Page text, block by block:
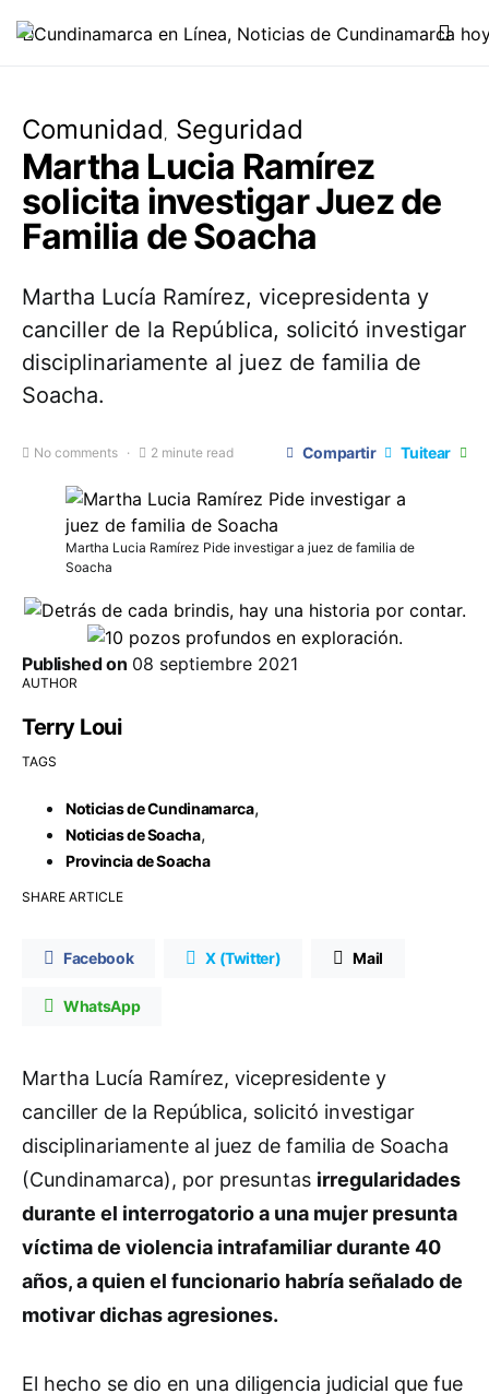
Comunidad Seguridad
Martha Lucia Ramírez
solicita investigar Juez de
Familia de Soacha
Martha Lucía Ramírez, vicepresidenta y
canciller de la República, solicitó investigar
disciplinariamente al juez de familia de
Soacha.
No comments 2 minute read Compartir Tuitear
Martha Lucia Ramírez Pide investigar a juez de familia de
Soacha
Published on 08 septiembre 2021
AUTHOR
Terry Loui
TAGS
Noticias de Cundinamarca,
Noticias de Soacha,
Provincia de Soacha
SHARE ARTICLE
Facebook X (Twitter) Mail
WhatsApp
Martha Lucía Ramírez, vicepresidente y
canciller de la República, solicitó investigar
disciplinariamente al juez de familia de Soacha
(Cundinamarca), por presuntas irregularidades
durante el interrogatorio a una mujer presunta
víctima de violencia intrafamiliar durante 40
años, a quien el funcionario habría señalado de
motivar dichas agresiones.
El hecho se dio en una diligencia judicial que fue